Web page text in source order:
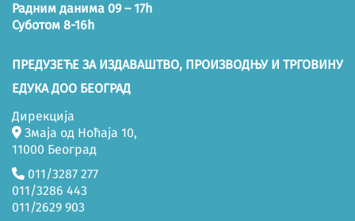
Радним данима 09 – 17h
Суботом 8-16h
ПРЕДУЗЕЋЕ ЗА ИЗДАВАШТВО, ПРОИЗВОДЊУ И ТРГОВИНУ
ЕДУКА ДОО БЕОГРАД
Дирекција
Змаја од Ноћаја 10,
11000 Београд
011/3287 277
011/3286 443
011/2629 903